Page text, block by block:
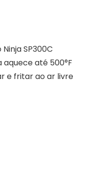
SP300C
aquece até 500°F
e fritar ao ar livre